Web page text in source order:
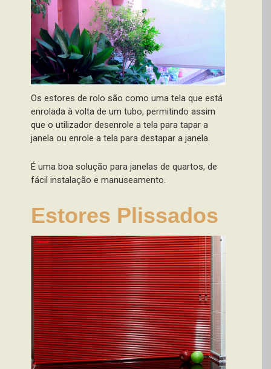
Os estores de rolo são como uma tela que está
enrolada à volta de um tubo, permitindo assim
que o utilizador desenrole a tela para tapar a
janela ou enrole a tela para destapar a janela.
É uma boa solução para janelas de quartos, de
fácil instalação e manuseamento.
Estores Plissados